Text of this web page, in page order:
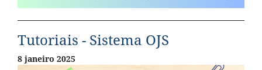
Tutoriais - Sistema OJS
8 janeiro 2025